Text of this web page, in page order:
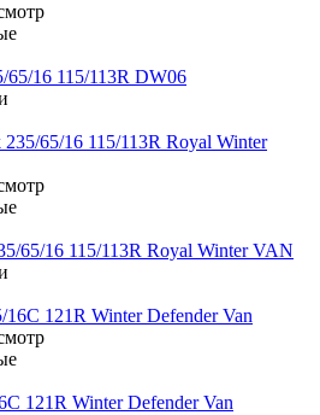
65/16 115/113R DW06
65/16 115/113R Royal Winter VAN
121R Winter Defender Van